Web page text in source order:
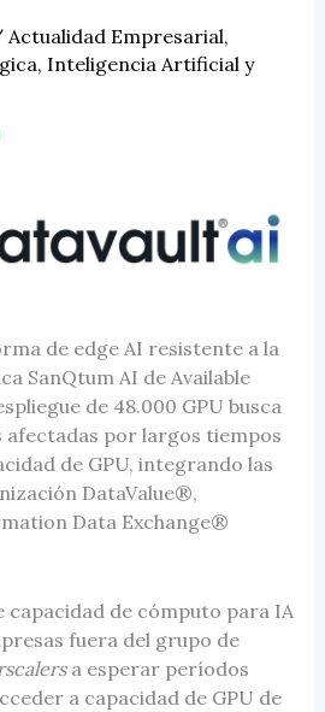
Actualidad Empresarial,
, Inteligencia Artificial y
de edge AI resistente a la
SanQtum AI de Available
de 48.000 GPU busca
afectadas por largos tiempos
de GPU, integrando las
DataValue®,
Data Exchange®
capacidad de cómputo para IA
fuera del grupo de
a esperar períodos
a capacidad de GPU de